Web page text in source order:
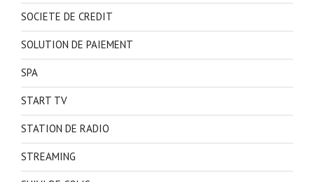
SOCIETE DE CREDIT
SOLUTION DE PAIEMENT
SPA
START TV
STATION DE RADIO
STREAMING